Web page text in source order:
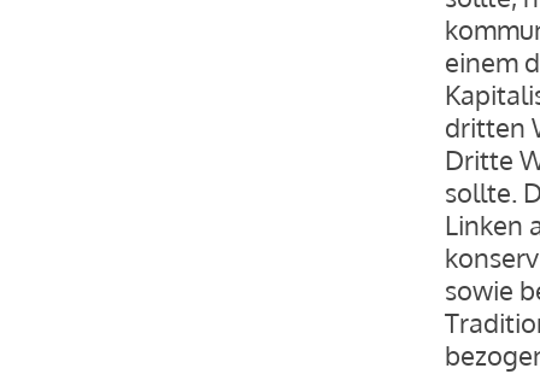
einem
dritten
Dritte
sollte.
Linken
sowie